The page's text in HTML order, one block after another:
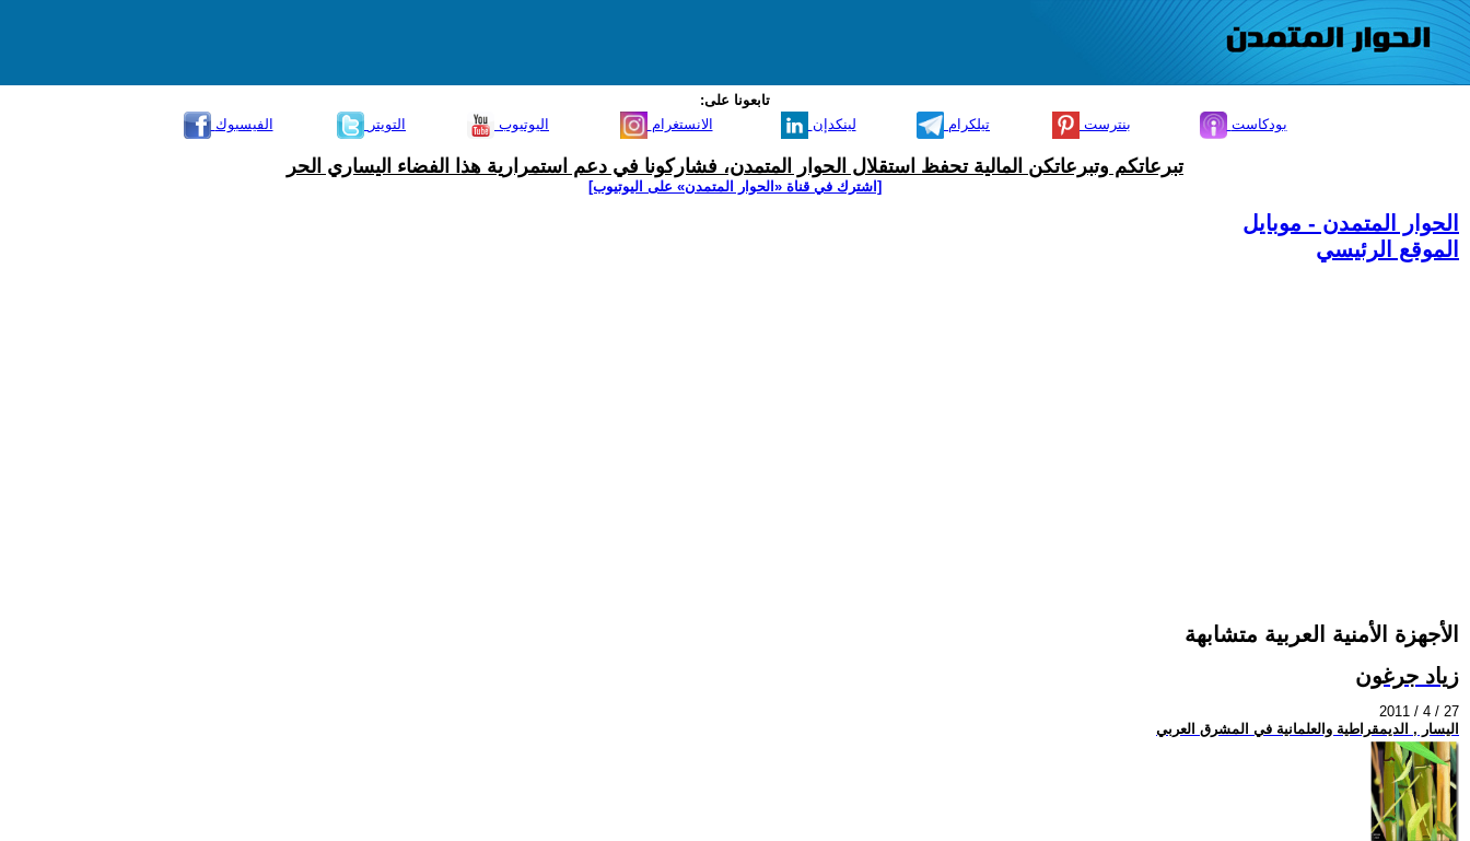
تابعونا على:
الفيسبوك
التويتر اليوتيوب الانستغرام لينكدإن تيلكرام بنترست بودكاست
تبرعاتكم وتبرعاتكن المالية تحفظ استقلال الحوار المتمدن، فشاركونا في دعم استمرارية هذا الفضاء اليساري الحر
[اشترك في قناة ‫«الحوار المتمدن» على اليوتيوب]
الحوار المتمدن - موبايل
الموقع الرئيسي
الأجهزة الأمنية العربية متشابهة
زياد جرغون
2011 / 4 / 27
اليسار , الديمقراطية والعلمانية في المشرق العربي